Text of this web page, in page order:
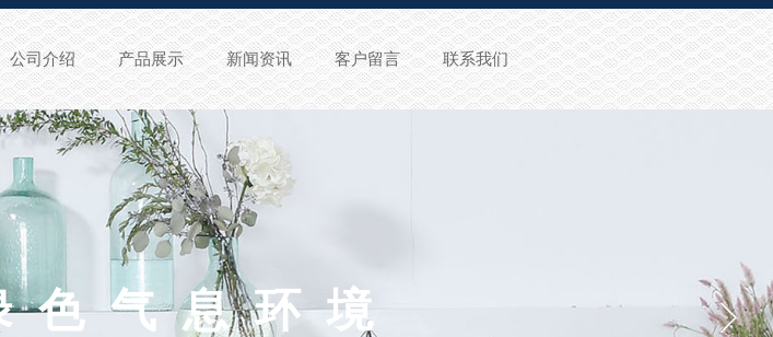
公司介绍 产品展示 新闻资讯 客户留言 联系我们
色气息环境